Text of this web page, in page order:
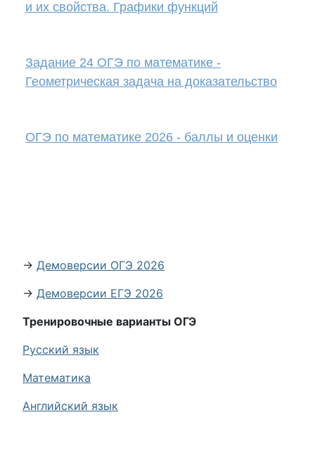
и их свойства. Графики функций
Задание 24 ОГЭ по математике -
Геометрическая задача на доказательство
ОГЭ по математике 2026 - баллы и оценки
→ Демоверсии ОГЭ 2026
→ Демоверсии ЕГЭ 2026
Тренировочные варианты ОГЭ
Русский язык
Математика
Английский язык